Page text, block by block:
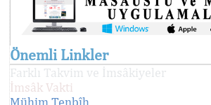
Önemli Linkler
Farklı Takvim ve İmsâkiyeler
İmsâk Vakti
Mühim Tenbîh